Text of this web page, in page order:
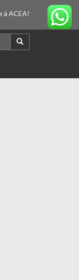
à ACEA!